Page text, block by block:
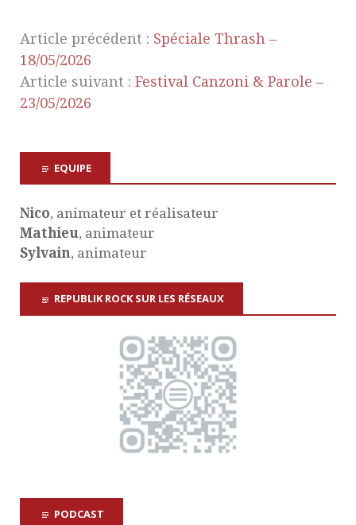
Article précédent : Spéciale Thrash –
18/05/2026
Article suivant : Festival Canzoni & Parole –
23/05/2026
EQUIPE
Nico, animateur et réalisateur
Mathieu, animateur
Sylvain, animateur
REPUBLIK ROCK SUR LES RÉSEAUX
PODCAST